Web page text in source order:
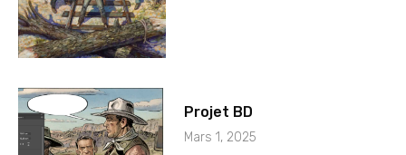
Projet BD
Mars 1, 2025